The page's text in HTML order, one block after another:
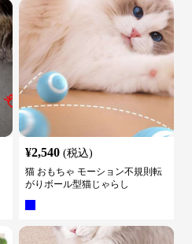
¥2,540 (税込)
猫 おもちゃ モーション不規則転
がりボール型猫じゃらし